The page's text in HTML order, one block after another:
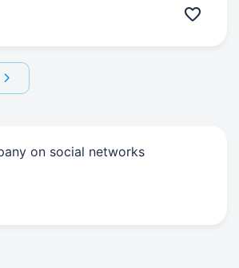
on social networks
link
share link